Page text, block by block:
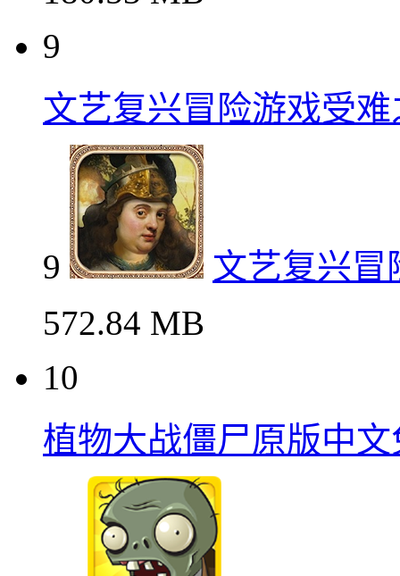
9
文艺复兴冒险游戏受
9
文艺复兴冒
572.84 MB
10
植物大战僵尸原版中